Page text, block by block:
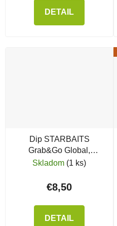
DETAIL
Dip STARBAITS
Grab&Go Global,
Banana Cream
Skladom (1 ks)
€8,50
DETAIL